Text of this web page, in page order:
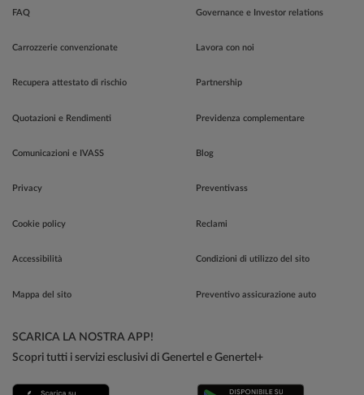
FAQ
Carrozzerie convenzionate
Recupera attestato di rischio
Quotazioni e Rendimenti
Comunicazioni e IVASS
Privacy
Cookie policy
Accessibilità
Mappa del sito
Governance e Investor relations
Lavora con noi
Partnership
Previdenza complementare
Blog
Preventivass
Reclami
Condizioni di utilizzo del sito
Preventivo assicurazione auto
SCARICA LA NOSTRA APP!
Scopri tutti i servizi esclusivi di Genertel e Genertel+